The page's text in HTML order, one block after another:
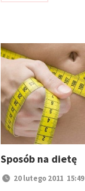
Sposób na dietę
20 lutego 2011 15:49